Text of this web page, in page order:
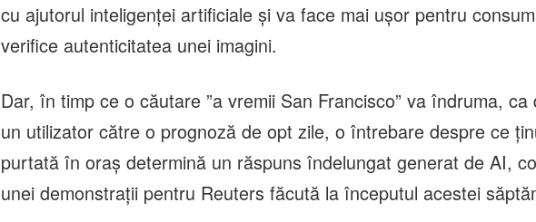
cu ajutorul inteligenţei artificiale şi va face mai uşor pentru
verifice autenticitatea unei imagini.
Dar, în timp ce o căutare ”a vremii San Francisco” va îndruma, ca
un utilizator către o prognoză de opt zile, o întrebare despre ce
purtată în oraş determină un răspuns îndelungat generat de AI,
unei demonstraţii pentru Reuters făcută la începutul acestei